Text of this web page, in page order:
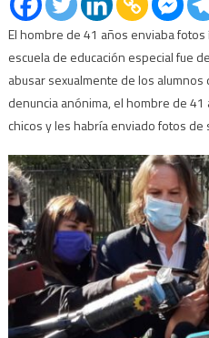
El hombre de 41 años enviaba
escuela de educación especial fue
abusar sexualmente de los
denuncia anónima, el hombre de
chicos y les habría enviado fotos